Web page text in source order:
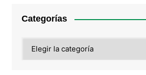
Categorías